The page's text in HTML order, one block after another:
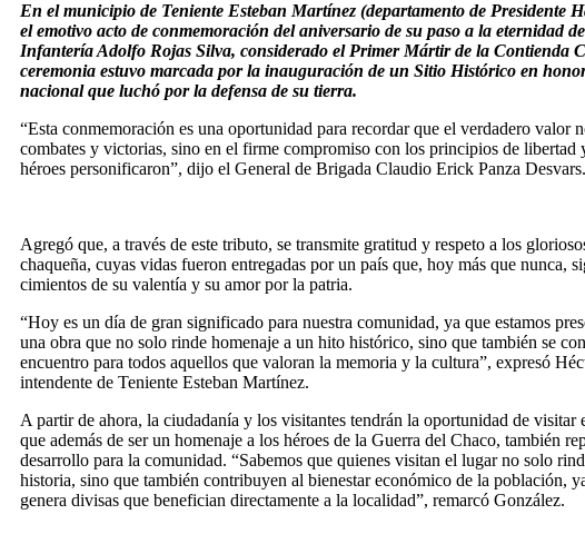
En el municipio de Teniente Esteban Martínez (departamento de Presidente
el emotivo acto de conmemoración del aniversario de su paso a la eternidad
Infantería Adolfo Rojas Silva, considerado el Primer Mártir de la Contienda
ceremonia estuvo marcada por la inauguración de un Sitio Histórico en
nacional que luchó por la defensa de su tierra.
“Esta conmemoración es una oportunidad para recordar que el verdadero valor
combates y victorias, sino en el firme compromiso con los principios de libertad
héroes personificaron”, dijo el General de Brigada Claudio Erick Panza Desvars.
Agregó que, a través de este tributo, se transmite gratitud y respeto a los
chaqueña, cuyas vidas fueron entregadas por un país que, hoy más que nunca,
cimientos de su valentía y su amor por la patria.
“Hoy es un día de gran significado para nuestra comunidad, ya que estamos
una obra que no solo rinde homenaje a un hito histórico, sino que también se
encuentro para todos aquellos que valoran la memoria y la cultura”, expresó
intendente de Teniente Esteban Martínez.
A partir de ahora, la ciudadanía y los visitantes tendrán la oportunidad de visitar
que además de ser un homenaje a los héroes de la Guerra del Chaco, también
desarrollo para la comunidad. “Sabemos que quienes visitan el lugar no solo
historia, sino que también contribuyen al bienestar económico de la población,
genera divisas que benefician directamente a la localidad”, remarcó González.